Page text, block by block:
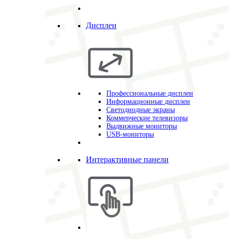
Дисплеи
Профессиональные дисплеи
Информационные дисплеи
Светодиодные экраны
Коммерческие телевизоры
Выдвижные мониторы
USB-мониторы
Интерактивные панели